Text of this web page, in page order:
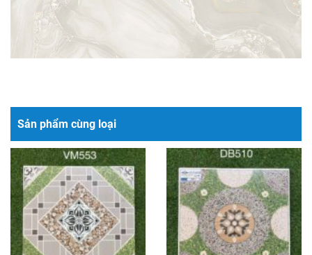
Sản phẩm cùng loại